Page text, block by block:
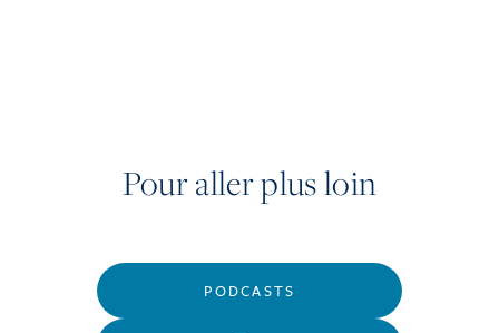
Pour aller plus loin
PODCASTS